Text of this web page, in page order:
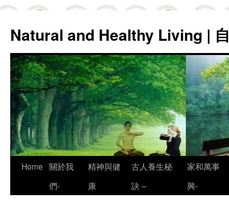
Natural and Healthy Living |
Skip
Home 關於我
們-
精神與健
康
古人養生秘
訣 –
家和萬事
興-